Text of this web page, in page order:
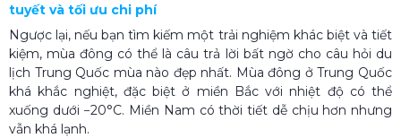
tuyết và tối ưu chi phí
Ngược lại, nếu bạn tìm kiếm một trải nghiệm khác biệt và tiết
kiệm, mùa đông có thể là câu trả lời bất ngờ cho câu hỏi du
lịch Trung Quốc mùa nào đẹp nhất. Mùa đông ở Trung Quốc
khá khắc nghiệt, đặc biệt ở miền Bắc với nhiệt độ có thể
xuống dưới −20°C. Miền Nam có thời tiết dễ chịu hơn nhưng
vẫn khá lạnh.